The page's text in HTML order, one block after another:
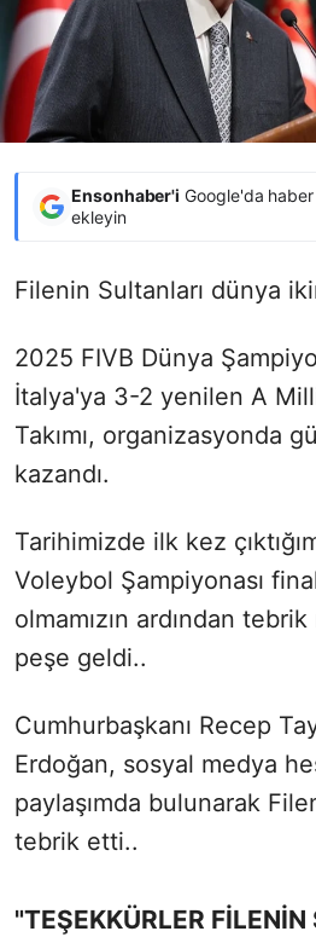
Ensonhaber'i Google'da haber
ekleyin
Filenin Sultanları dünya
2025 FIVB Dünya
İtalya'ya 3-2 yenilen A
Takımı, organizasyonda
kazandı.
Tarihimizde ilk kez
Voleybol Şampiyonası
olmamızın ardından
peşe geldi..
Cumhurbaşkanı Recep
Erdoğan, sosyal medya
paylaşımda bulunarak
tebrik etti..
"TEŞEKKÜRLER